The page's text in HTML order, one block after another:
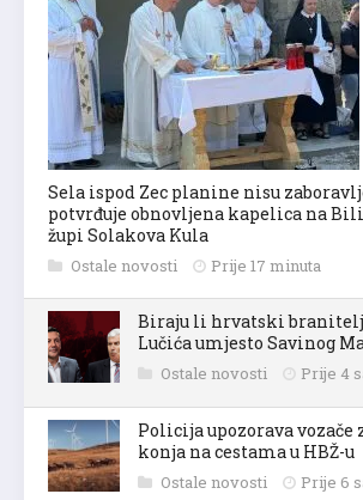
Sela ispod Zec planine nisu
potvrđuje obnovljena kapelica na
župi Solakova Kula
Ostale novosti Prije 17 minuta
Biraju li hrvatski
Lučića umjesto Savinog
Ostale novosti Prije 4
Policija upozorava
konja na cestama u HBŽ-u
Ostale novosti Prije 6